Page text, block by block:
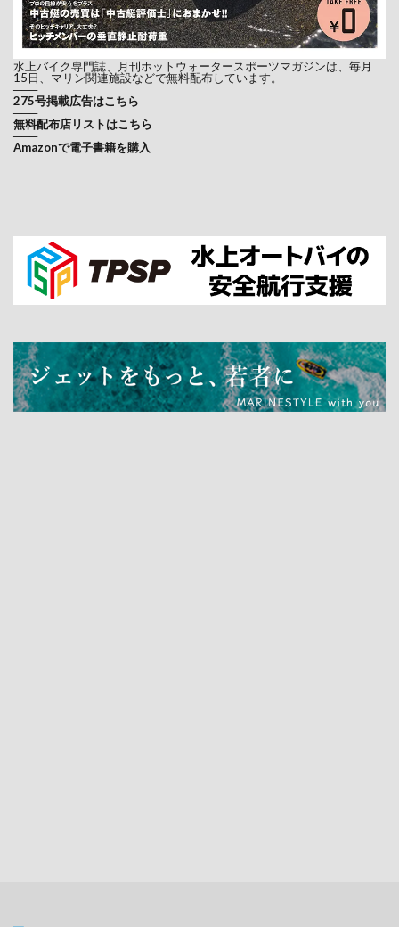
水上バイク専門誌、月刊ホットウォータースポーツマガジンは、毎月
15日、マリン関連施設などで無料配布しています。
───
275号掲載広告はこちら
───
無料配布店リストはこちら
───
Amazonで電子書籍を購入